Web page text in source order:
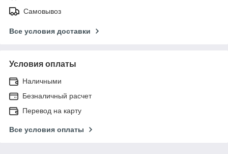
Самовывоз
Все условия доставки
Условия оплаты
Наличными
Безналичный расчет
Перевод на карту
Все условия оплаты